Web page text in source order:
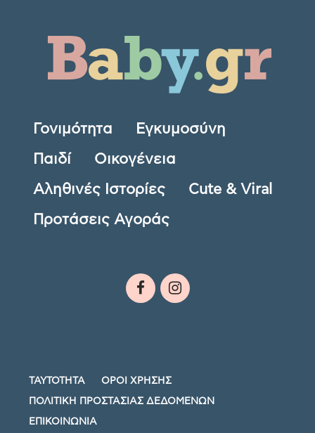
Γονιμότητα Εγκυμοσύνη
Παιδί Οικογένεια
Αληθινές Ιστορίες Cute & Viral
Προτάσεις Αγοράς
ΤΑΥΤΟΤΗΤΑ ΟΡΟΙ ΧΡΗΣΗΣ
ΠΟΛΙΤΙΚΗ ΠΡΟΣΤΑΣΙΑΣ ΔΕΔΟΜΕΝΩΝ
ΕΠΙΚΟΙΝΩΝΙΑ